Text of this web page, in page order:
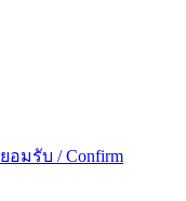
ยอมรับ / Confirm